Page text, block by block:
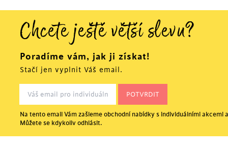
Chcete ještě větší slevu?
Poradíme vám, jak ji získat!
Stačí jen vyplnit Váš email.
Na tento email Vám zašleme obchodní nabídky s individuálními akcemi
Můžete se kdykoliv odhlásit.